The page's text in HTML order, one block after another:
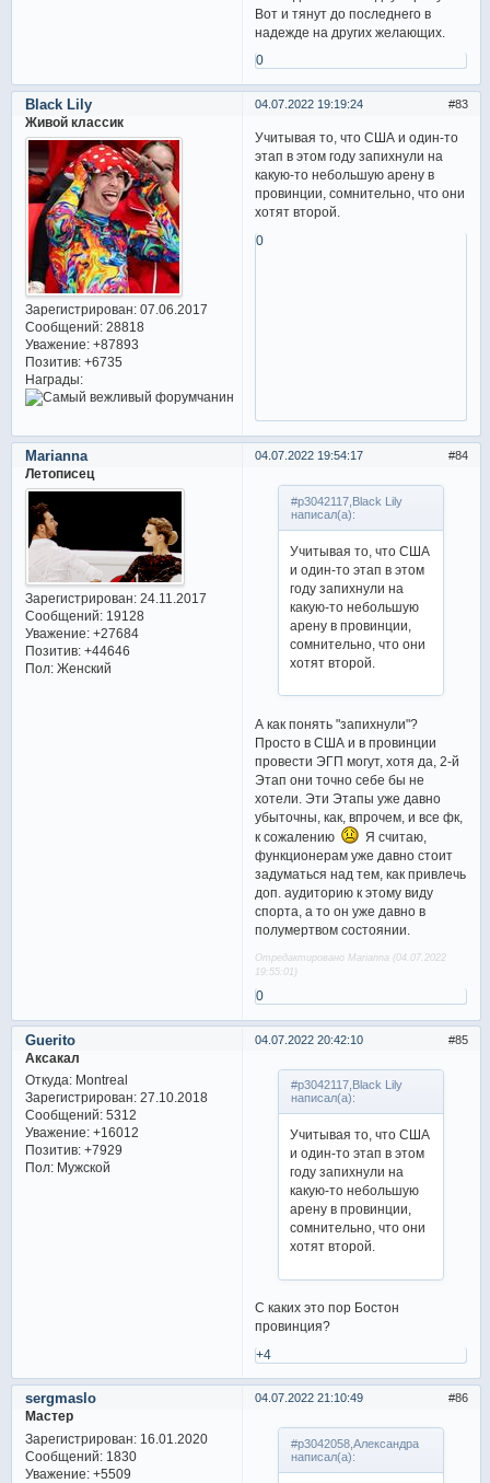
Вот и тянут до последнего в
надежде на других желающих.
0
83
04.07.2022 19:19:24
Black Lily
Живой классик
Зарегистрирован: 07.06.2017
Сообщений:28818
Уважение: +87893
Позитив: +6735
Награды:
Учитывая то, что США и один-то
этап в этом году запихнули на
какую-то небольшую арену в
провинции, сомнительно, что они
хотят второй.
0
84
04.07.2022 19:54:17
Marianna
Летописец
Зарегистрирован: 24.11.2017
Сообщений:19128
Уважение: +27684
Позитив: +44646
Пол:Женский
#p3042117,Black Lily
написал(а):
Учитывая то, что США
и один-то этап в этом
году запихнули на
какую-то небольшую
арену в провинции,
сомнительно, что они
хотят второй.
А как понять "запихнули"?
Просто в США и в провинции
провести ЭГП могут, хотя да, 2-й
Этап они точно себе бы не
хотели. Эти Этапы уже давно
убыточны, как, впрочем, и все фк,
к сожалению
Я считаю,
функционерам уже давно стоит
задуматься над тем, как привлечь
доп. аудиторию к этому виду
спорта, а то он уже давно в
полумертвом состоянии.
Отредактировано Marianna (04.07.2022
19:55:01)
0
85
04.07.2022 20:42:10
Guerito
Аксакал
Откуда:Montreal
Зарегистрирован: 27.10.2018
Сообщений:5312
Уважение: +16012
Позитив: +7929
Пол:Мужской
#p3042117,Black Lily
написал(а):
Учитывая то, что США
и один-то этап в этом
году запихнули на
какую-то небольшую
арену в провинции,
сомнительно, что они
хотят второй.
С каких это пор Бостон
провинция?
+4
86
04.07.2022 21:10:49
sergmaslo
Мастер
Зарегистрирован: 16.01.2020
Сообщений:1830
Уважение: +5509
#p3042058,Александра
написал(а):